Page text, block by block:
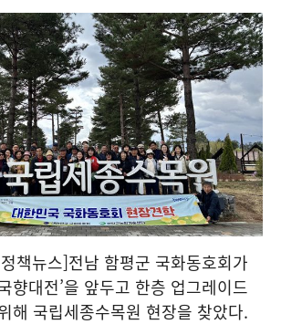
책뉴스]전남 함평군 국화동호회가
향대전’을 앞두고 한층 업그레이드
해 국립세종수목원 현장을 찾았다.